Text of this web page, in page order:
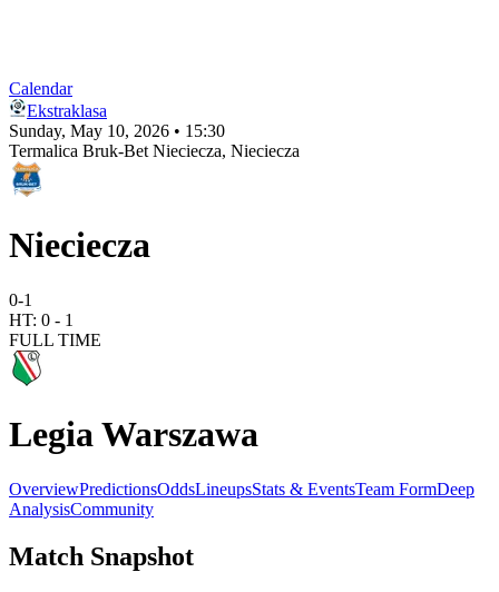
Calendar
Ekstraklasa
Sunday, May 10, 2026 • 15:30
Termalica Bruk-Bet Nieciecza, Nieciecza
Nieciecza
0-1
HT: 0 - 1
FULL TIME
Legia Warszawa
OverviewPredictionsOddsLineupsStats & EventsTeam FormDeep
AnalysisCommunity
Match Snapshot